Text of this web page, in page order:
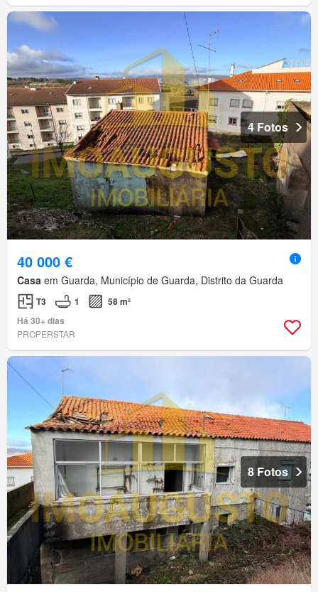
4 Fotos
40 000 €
Casa em Guarda, Município de Guarda, Distrito da Guarda
T3 1
58 m²
Há 30+ dias
PROPERSTAR
8 Fotos